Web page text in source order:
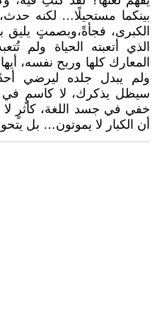
بينكما مستحيلًا… لكنه
الكبرى، فجأةً،وبصمتٍ يليق
الذي أتعبته الحياة ولم
المعارك كلها وربح نفسه،
ولم يبدل جلده ليرضي
سيظل يذكرك، لا كاسمٍ
خفي في جسد اللغة، كأثرٍ
أن الكبار لا يموتون… بل